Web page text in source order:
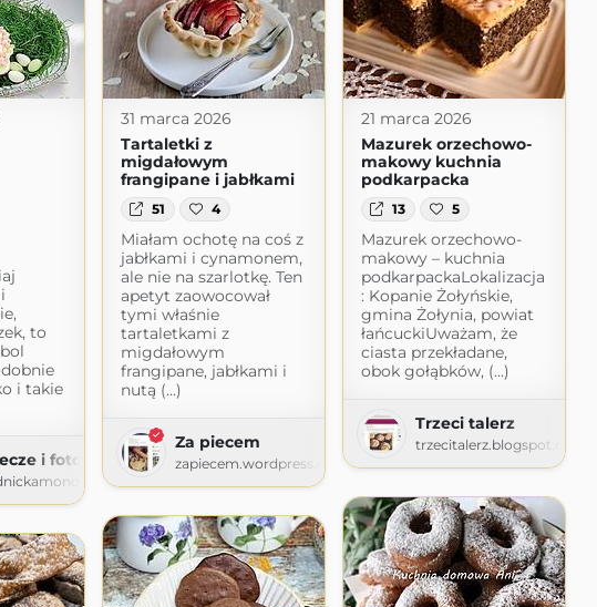
to
i takie
i fotografuje
31 marca 2026
Tartaletki z
migdałowym
frangipane i jabłkami
51 4
Miałam ochotę na coś z
jabłkami i cynamonem,
ale nie na szarlotkę. Ten
apetyt zaowocował
tymi właśnie
tartaletkami z
migdałowym
frangipane, jabłkami i
nutą (...)
Za piecem
zapiecem.wordpress.com
21 marca 2026
Mazurek orzechowo-
makowy kuchnia
podkarpacka
13 5
Mazurek orzechowo-
makowy – kuchnia
podkarpackaLokalizacja
: Kopanie Żołyńskie,
gmina Żołynia, powiat
łańcuckiUważam, że
ciasta przekładane,
obok gołąbków, (...)
Trzeci talerz
trzecitalerz.blogspot.com